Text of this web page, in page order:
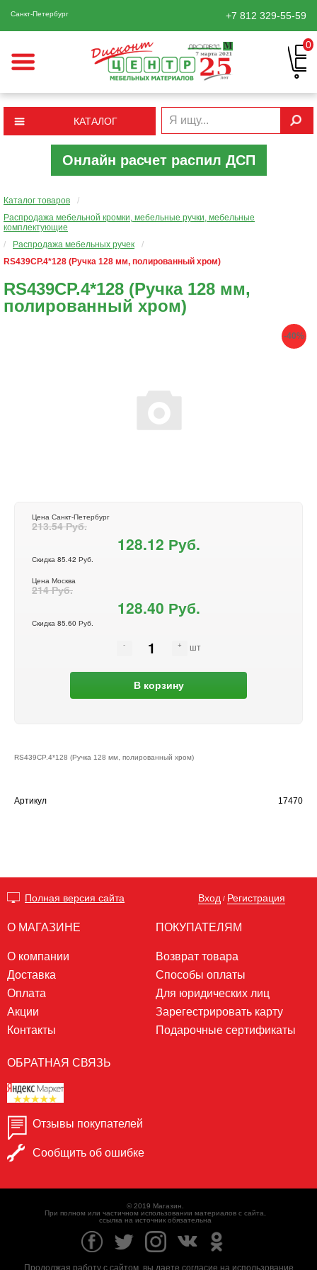
Санкт-Петербург +7 812 329-55-59
0
КАТАЛОГ
Онлайн расчет распил ДСП
Каталог товаров
/
Распродажа мебельной кромки, мебельные ручки, мебельные
комплектующие
/
Распродажа мебельных ручек
/
RS439CP.4*128 (Ручка 128 мм, полированный хром)
RS439CP.4*128 (Ручка 128 мм,
полированный хром)
-40%
Цена Санкт-Петербург
213.54 Руб.
128.12 Руб.
Скидка 85.42 Руб.
Цена Москва
214 Руб.
128.40 Руб.
Скидка 85.60 Руб.
шт
В корзину
RS439CP.4*128 (Ручка 128 мм, полированный хром)
Артикул 17470
Полная версия сайта Вход / Регистрация
О МАГАЗИНЕ
О компании
Доставка
Оплата
Акции
Контакты
ПОКУПАТЕЛЯМ
Возврат товара
Способы оплаты
Для юридических лиц
Зарегестрировать карту
Подарочные сертификаты
ОБРАТНАЯ СВЯЗЬ
Отзывы покупателей
Сообщить об ошибке
© 2019 Магазин.
При полном или частичном использовании материалов с сайта,
ссылка на источник обязательна
Продолжая работу с сайтом, вы даете согласие на использование